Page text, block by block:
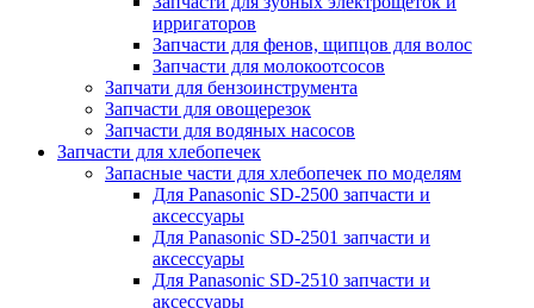
ирригаторов
Запчасти для фенов, щипцов для волос
Запчасти для молокоотсосов
Запчати для бензоинструмента
Запчасти для овощерезок
Запчасти для водяных насосов
Запчасти для хлебопечек
Запасные части для хлебопечек по моделям
Для Panasonic SD-2500 запчасти и
аксессуары
Для Panasonic SD-2501 запчасти и
аксессуары
Для Panasonic SD-2510 запчасти и
аксессуары